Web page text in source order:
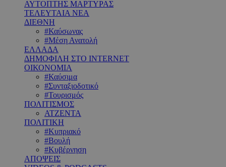
ΑΥΤΟΠΤΗΣ ΜΑΡΤΥΡΑΣ
ΤΕΛΕΥΤΑΙΑ ΝΕΑ
ΔΙΕΘΝΗ
#Καύσωνας
#Μέση Ανατολή
ΕΛΛΑΔΑ
ΔΗΜΟΦΙΛΗ ΣΤΟ INTERNET
ΟΙΚΟΝΟΜΙΑ
#Καύσιμα
#Συνταξιοδοτικό
#Τουρισμός
ΠΟΛΙΤΙΣΜΟΣ
ΑΤΖΕΝΤΑ
ΠΟΛΙΤΙΚΗ
#Κυπριακό
#Βουλή
#Κυβέρνηση
ΑΠΟΨΕΙΣ